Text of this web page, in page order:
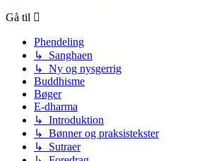
Gå til
Phendeling
↳ Sanghaen
↳ Ny og nysgerrig
Buddhisme
Bøger
E-dharma
↳ Introduktion
↳ Bønner og praksistekster
↳ Sutraer